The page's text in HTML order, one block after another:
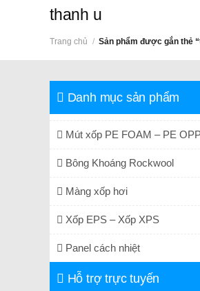
thanh u
Trang chủ / Sản phẩm được gắn thẻ
Danh mục sản phẩm
Mút xốp PE FOAM – PE
Bông Khoáng Rockwool
Màng xốp hơi
Xốp EPS – Xốp XPS
Panel cách nhiệt
Hỗ trợ trực tuyến